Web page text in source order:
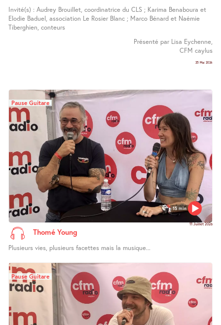
Invité(s) : Audrey Brouillet, coordinatrice du CLS ; Karima Benaboura et
Elodie Baduel, association Le Rosier Blanc ; Marco Bénard et Naémie
Tiberghien, conteurs
Présenté par Lisa Eychenne,
CFM caylus
25 Mai 2026
15 min
Pause Guitare
11 Juillet 2026
Thomé Young
Plusieurs vies, plusieurs facettes mais la musique...
Pause Guitare